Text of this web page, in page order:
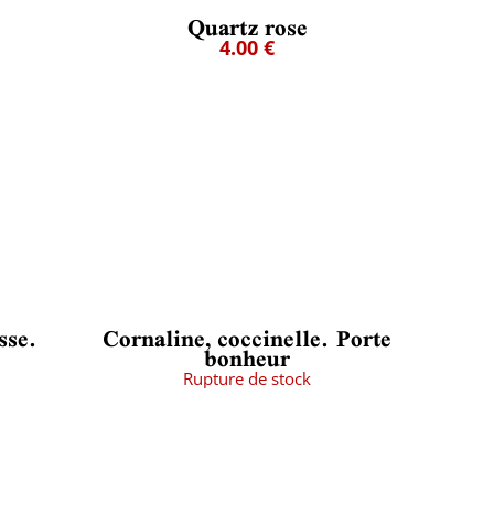
Quartz rose
4.00 €
Cornaline, coccinelle. Porte
bonheur
Rupture de stock